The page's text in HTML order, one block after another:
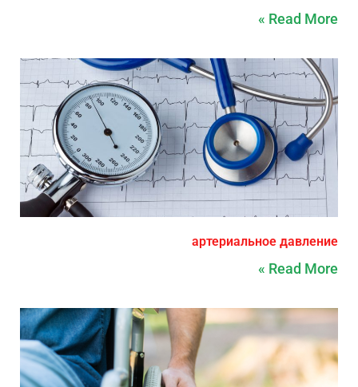
Read More »
артериальное давление
Read More »